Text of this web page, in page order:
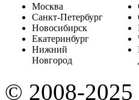
Москва
Санкт-Петербург
Новосибирск
Екатеринбург
Нижний
Новгород
© 2008-